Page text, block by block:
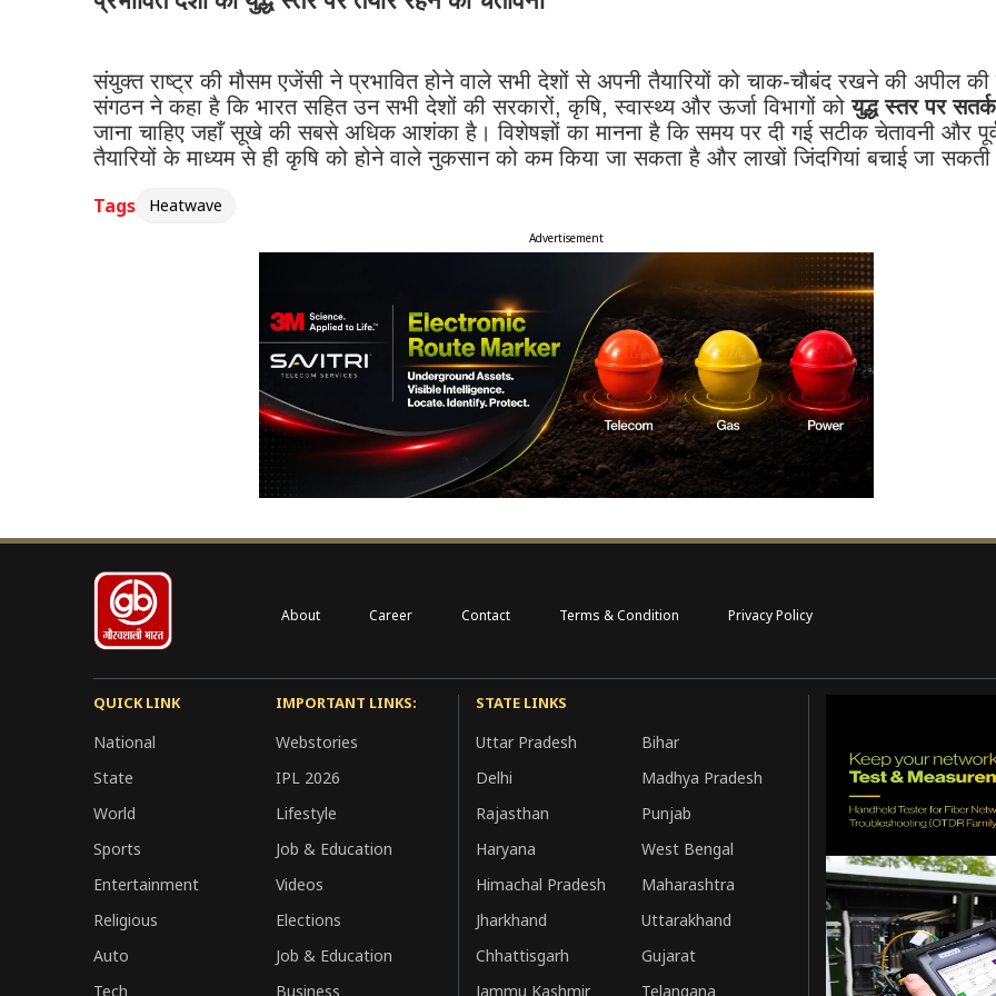
संयुक्त राष्ट्र की मौसम एजेंसी ने प्रभावित होने वाले सभी देशों से अपनी तैयारियों को चाक-चौबंद रखने की अपील की
संगठन ने कहा है कि भारत सहित उन सभी देशों की सरकारों, कृषि, स्वास्थ्य और ऊर्जा विभागों कोयुद्ध स्तर पर सतर्क
जाना चाहिए जहाँ सूखे की सबसे अधिक आशंका है। विशेषज्ञों का मानना है कि समय पर दी गई सटीक चेतावनी और
तैयारियों के माध्यम से ही कृषि को होने वाले नुकसान को कम किया जा सकता है और लाखों जिंदगियां बचाई जा सकती
Tags
Heatwave
Advertisement
About Career Contact Terms & Condition Privacy Policy
QUICK LINK
National
State
World
Sports
Entertainment
Religious
Auto
Tech
IMPORTANT LINKS:
Webstories
IPL 2026
Lifestyle
Job & Education
Videos
Elections
Job & Education
Business
STATE LINKS
Uttar Pradesh
Bihar
Delhi
Madhya Pradesh
Rajasthan
Punjab
Haryana
West Bengal
Himachal Pradesh
Maharashtra
Jharkhand
Uttarakhand
Chhattisgarh
Gujarat
Jammu Kashmir
Telangana